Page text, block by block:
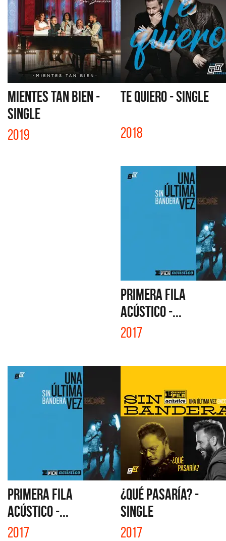
MIENTES TAN BIEN -
SINGLE
2019
TE QUIERO - SINGLE
2018
PRIMERA FILA
ACÚSTICO -...
2017
PRIMERA FILA
ACÚSTICO -...
2017
¿QUÉ PASARÍA? -
SINGLE
2017